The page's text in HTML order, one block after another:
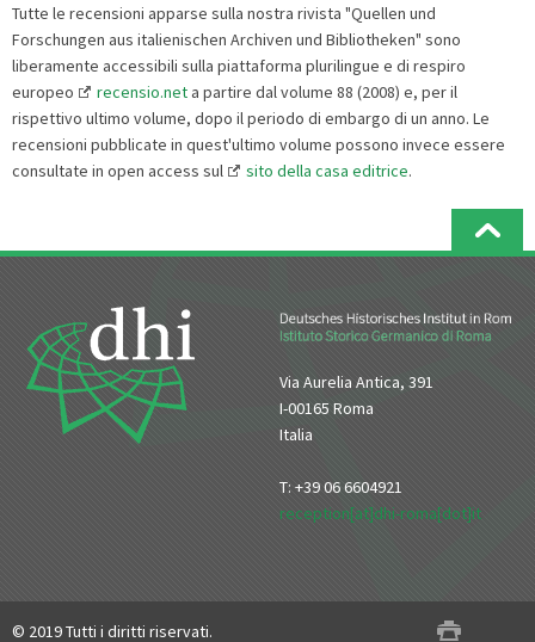
Tutte le recensioni apparse sulla nostra rivista "Quellen und
Forschungen aus italienischen Archiven und Bibliotheken" sono
liberamente accessibili sulla piattaforma plurilingue e di respiro
europeo
recensio.net a partire dal volume 88 (2008) e, per il
rispettivo ultimo volume, dopo il periodo di embargo di un anno. Le
recensioni pubblicate in quest'ultimo volume possono invece essere
consultate in open access sul
sito della casa editrice.
Via Aurelia Antica, 391
I-00165 Roma
Italia
T: +39 06 6604921
reception[at]dhi-roma[dot]it
© 2019 Tutti i diritti riservati.